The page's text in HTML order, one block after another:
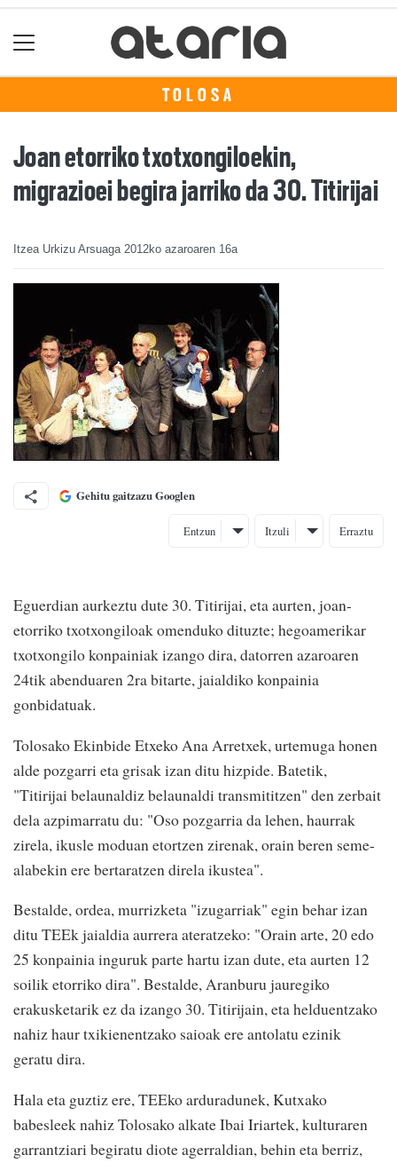
TOLOSA
Joan etorriko txotxongiloekin,
migrazioei begira jarriko da 30. Titirijai
Itzea Urkizu Arsuaga 2012ko azaroaren 16a
Gehitu gaitzazu Googlen
Entzun Itzuli Erraztu
Eguerdian aurkeztu dute 30. Titirijai, eta aurten, joan-
etorriko txotxongiloak omenduko dituzte; hegoamerikar
txotxongilo konpainiak izango dira, datorren azaroaren
24tik abenduaren 2ra bitarte, jaialdiko konpainia
gonbidatuak.
Tolosako Ekinbide Etxeko Ana Arretxek, urtemuga honen
alde pozgarri eta grisak izan ditu hizpide. Batetik,
"Titirijai belaunaldiz belaunaldi transmititzen" den zerbait
dela azpimarratu du: "Oso pozgarria da lehen, haurrak
zirela, ikusle moduan etortzen zirenak, orain beren seme-
alabekin ere bertaratzen direla ikustea".
Bestalde, ordea, murrizketa "izugarriak" egin behar izan
ditu TEEk jaialdia aurrera ateratzeko: "Orain arte, 20 edo
25 konpainia inguruk parte hartu izan dute, eta aurten 12
soilik etorriko dira". Bestalde, Aranburu jauregiko
erakusketarik ez da izango 30. Titirijain, eta helduentzako
nahiz haur txikienentzako saioak ere antolatu ezinik
geratu dira.
Hala eta guztiz ere, TEEko arduradunek, Kutxako
babesleek nahiz Tolosako alkate Ibai Iriartek, kulturaren
garrantziari begiratu diote agerraldian, behin eta berriz,